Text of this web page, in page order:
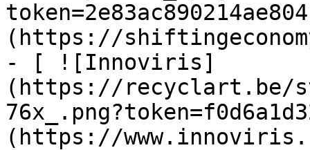
(https://
- [ ![Innoviris]
(https://recyclart.be/
(https://